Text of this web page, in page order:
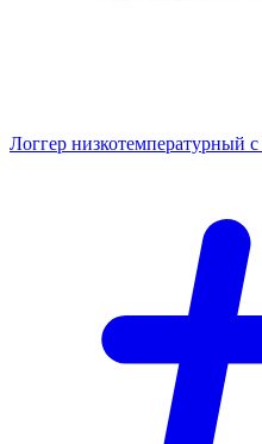
Логгер низкотемпературный